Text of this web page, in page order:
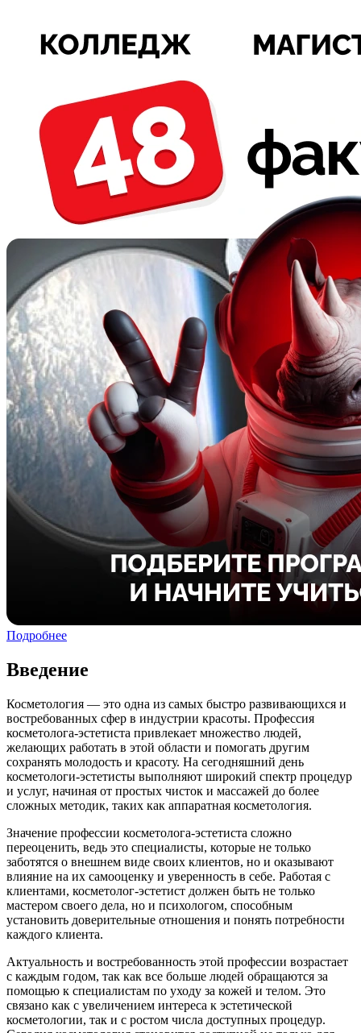
Подробнее
Введение
Косметология — это одна из самых быстро развивающихся и
востребованных сфер в индустрии красоты. Профессия
косметолога-эстетиста привлекает множество людей,
желающих работать в этой области и помогать другим
сохранять молодость и красоту. На сегодняшний день
косметологи-эстетисты выполняют широкий спектр процедур
и услуг, начиная от простых чисток и массажей до более
сложных методик, таких как аппаратная косметология.
Значение профессии косметолога-эстетиста сложно
переоценить, ведь это специалисты, которые не только
заботятся о внешнем виде своих клиентов, но и оказывают
влияние на их самооценку и уверенность в себе. Работая с
клиентами, косметолог-эстетист должен быть не только
мастером своего дела, но и психологом, способным
установить доверительные отношения и понять потребности
каждого клиента.
Актуальность и востребованность этой профессии возрастает
с каждым годом, так как все больше людей обращаются за
помощью к специалистам по уходу за кожей и телом. Это
связано как с увеличением интереса к эстетической
косметологии, так и с ростом числа доступных процедур.